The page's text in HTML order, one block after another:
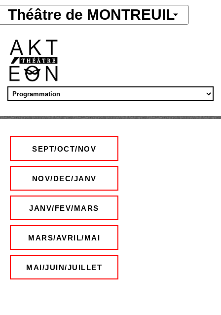
Aller au contenu principal
Théâtre de MONTREUIL
SEPT/OCT/NOV
NOV/DEC/JANV
JANV/FEV/MARS
MARS/AVRIL/MAI
MAI/JUIN/JUILLET